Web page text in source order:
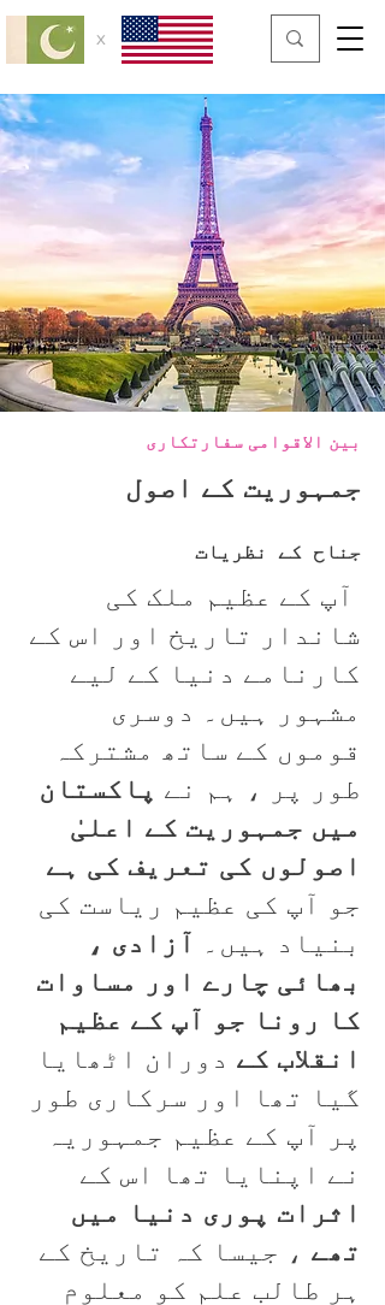
x
بین الاقوامی سفارتکاری
جمہوریت کے اصول
جناح کے نظریات
آپ کے عظیم ملک کی
شاندار تاریخ اور اس کے
کارنامے دنیا کے لیے
مشہور ہیں۔ دوسری
قوموں کے ساتھ مشترکہ
طور پر ، ہم نے پاکستان
میں جمہوریت کے اعلیٰ
اصولوں کی تعریف کی ہے
جو آپ کی عظیم ریاست کی
بنیاد ہیں۔
آزادی ،
بھائی چارے اور مساوات
کا رونا جو آپ کے عظیم
انقلاب کے دوران اٹھایا
گیا تھا اور سرکاری طور
پر آپ کے عظیم جمہوریہ
نے اپنایا تھا اس کے
اثرات پوری دنیا میں
تھے ، جیسا کہ تاریخ کے
ہر طالب علم کو معلوم